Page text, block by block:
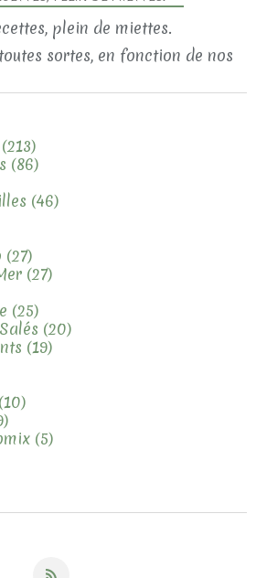
sortes, en fonction de nos
(213)
(86)
(46)
(27)
(27)
(25)
(20)
(19)
(10)
(5)